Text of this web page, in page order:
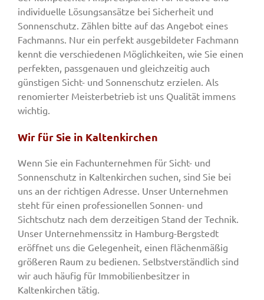
individuelle Lösungsansätze bei Sicherheit und
Sonnenschutz. Zählen bitte auf das Angebot eines
Fachmanns. Nur ein perfekt ausgebildeter Fachmann
kennt die verschiedenen Möglichkeiten, wie Sie einen
perfekten, passgenauen und gleichzeitig auch
günstigen Sicht- und Sonnenschutz erzielen. Als
renomierter Meisterbetrieb ist uns Qualität immens
wichtig.
Wir für Sie in Kaltenkirchen
Wenn Sie ein Fachunternehmen für Sicht- und
Sonnenschutz in Kaltenkirchen suchen, sind Sie bei
uns an der richtigen Adresse. Unser Unternehmen
steht für einen professionellen Sonnen- und
Sichtschutz nach dem derzeitigen Stand der Technik.
Unser Unternehmenssitz in Hamburg-Bergstedt
eröffnet uns die Gelegenheit, einen flächenmäßig
größeren Raum zu bedienen. Selbstverständlich sind
wir auch häufig für Immobilienbesitzer in
Kaltenkirchen tätig.